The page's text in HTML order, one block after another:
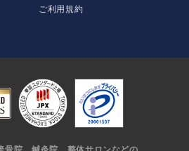
ご利用規約